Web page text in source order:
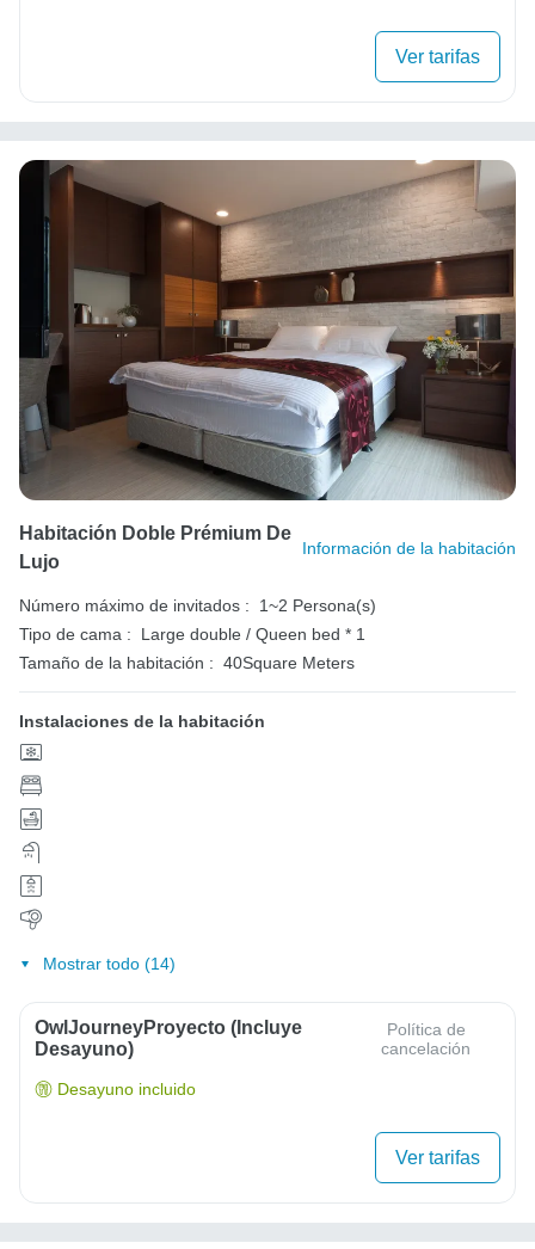
Ver tarifas
Habitación Doble Prémium De
Lujo
Información de la habitación
Número máximo de invitados :
1~2 Persona(s)
Tipo de cama :
Large double / Queen bed * 1
Tamaño de la habitación : 40Square Meters
Instalaciones de la habitación
Mostrar todo (14)
OwlJourneyProyecto (Incluye
Desayuno)
Política de
cancelación
Desayuno incluido
Ver tarifas